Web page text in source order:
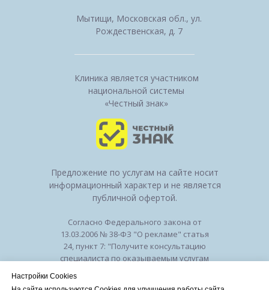
Клиника является участником
национальной системы
«Честный знак»
Мытищи, Московская обл., ул.
Рождественская, д. 7
Предложение по услугам на сайте носит
информационный характер и не является
публичной офертой.
Согласно Федерального закона от
13.03.2006 № 38-ФЗ "О рекламе" статья
24, пункт 7: "Получите консультацию
специалиста по оказываемым услугам
Настройки Cookies